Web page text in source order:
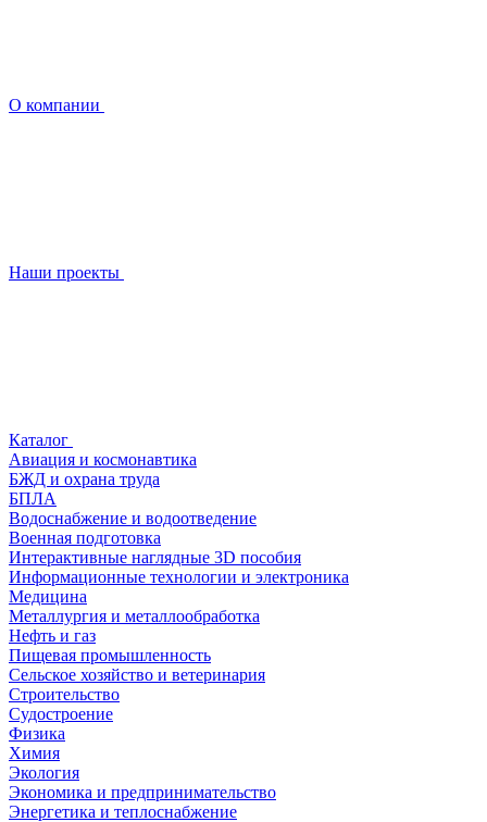
О компании
Наши проекты
Каталог
Авиация и космонавтика
БЖД и охрана труда
БПЛА
Водоснабжение и водоотведение
Военная подготовка
Интерактивные наглядные 3D пособия
Информационные технологии и электроника
Медицина
Металлургия и металлообработка
Нефть и газ
Пищевая промышленность
Сельское хозяйство и ветеринария
Строительство
Судостроение
Физика
Химия
Экология
Экономика и предпринимательство
Энергетика и теплоснабжение